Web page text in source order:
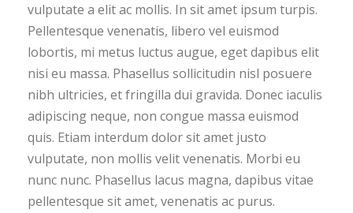
vulputate a elit ac mollis. In sit amet ipsum turpis.
Pellentesque venenatis, libero vel euismod
lobortis, mi metus luctus augue, eget dapibus elit
nisi eu massa. Phasellus sollicitudin nisl posuere
nibh ultricies, et fringilla dui gravida. Donec iaculis
adipiscing neque, non congue massa euismod
quis. Etiam interdum dolor sit amet justo
vulputate, non mollis velit venenatis. Morbi eu
nunc nunc. Phasellus lacus magna, dapibus vitae
pellentesque sit amet, venenatis ac purus.